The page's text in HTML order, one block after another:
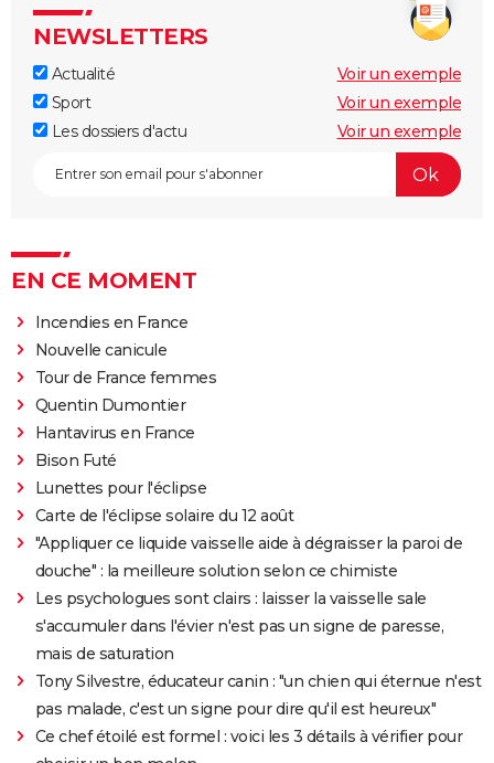
NEWSLETTERS
Actualité
Voir un exemple
Sport
Voir un exemple
Les dossiers d'actu
Voir un exemple
EN CE MOMENT
Incendies en France
Nouvelle canicule
Tour de France femmes
Quentin Dumontier
Hantavirus en France
Bison Futé
Lunettes pour l'éclipse
Carte de l'éclipse solaire du 12 août
"Appliquer ce liquide vaisselle aide à dégraisser la paroi de
douche" : la meilleure solution selon ce chimiste
Les psychologues sont clairs : laisser la vaisselle sale
s'accumuler dans l'évier n'est pas un signe de paresse,
mais de saturation
Tony Silvestre, éducateur canin : "un chien qui éternue n'est
pas malade, c'est un signe pour dire qu'il est heureux"
Ce chef étoilé est formel : voici les 3 détails à vérifier pour